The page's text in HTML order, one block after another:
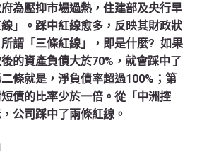
為壓抑市場過熱，住建部及央行早
」。踩中紅線愈多，反映其財政狀
謂「三條紅線」，即是什麼? 如果
的資產負債大於70%，就會踩中了
條就是，淨負債率超過100%；第
債的比率少於一倍。從「中洲控
公司踩中了兩條紅線。